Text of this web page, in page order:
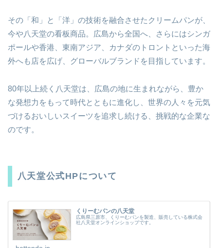
その「和」と「洋」の技術を融合させたクリームパンが、
今や八天堂の看板商品。広島から全国へ、さらにはシンガ
ポールや香港、東南アジア、カナダのトロントといった海
外へも店を広げ、グローバルブランドを目指しています。
80年以上続く八天堂は、広島の地に生まれながら、豊か
な発想力をもって時代とともに進化し、世界の人々を元気
づけるおいしいスイーツを追求し続ける、挑戦的な企業な
のです。
八天堂公式HPについて
くりーむパンの八天堂
広島県三原市、くりーむパンを製造、販売している株式会
社八天堂オンラインショップです。